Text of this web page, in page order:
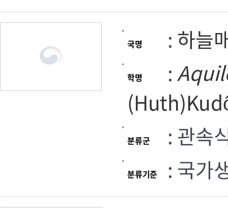
국명 : 하늘
학명 :
분류군 : 관속
분류기준 : 국가